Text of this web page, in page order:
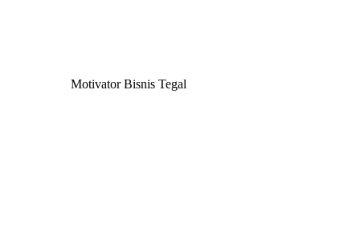
Motivator Bisnis Tegal